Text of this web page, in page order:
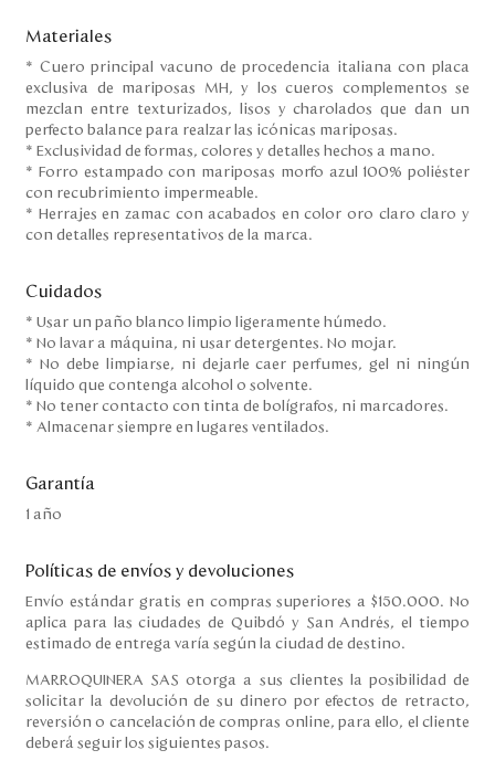
Colombia
Costa Rica
Panamá
USA
Venezuela
Materiales
* Cuero principal vacuno de procedencia italiana con placa
exclusiva de mariposas MH, y los cueros complementos se
mezclan entre texturizados, lisos y charolados que dan un
perfecto balance para realzar las icónicas mariposas.
* Exclusividad de formas, colores y detalles hechos a mano.
* Forro estampado con mariposas morfo azul 100% poliéster
con recubrimiento impermeable.
* Herrajes en zamac con acabados en color oro claro claro y
con detalles representativos de la marca.
Cuidados
* Usar un paño blanco limpio ligeramente húmedo.
* No lavar a máquina, ni usar detergentes. No mojar.
* No debe limpiarse, ni dejarle caer perfumes, gel ni ningún
líquido que contenga alcohol o solvente.
* No tener contacto con tinta de bolígrafos, ni marcadores.
* Almacenar siempre en lugares ventilados.
Garantía
1 año
Políticas de envíos y devoluciones
Envío estándar gratis en compras superiores a $150.000. No
aplica para las ciudades de Quibdó y San Andrés, el tiempo
estimado de entrega varía según la ciudad de destino.
MARROQUINERA SAS otorga a sus clientes la posibilidad de
solicitar la devolución de su dinero por efectos de retracto,
reversión o cancelación de compras online, para ello, el cliente
deberá seguir los siguientes pasos.